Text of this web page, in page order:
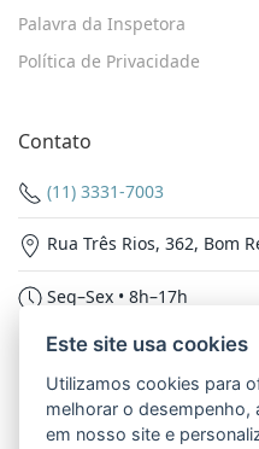
Palavra da Inspetora
Política de Privacidade
Contato
(11) 3331-7003
Rua Três Rios, 362, Bom
Seg–Sex • 8h–17h
Nossas Redes
Este site usa cookies
Utilizamos cookies para
melhorar o desempenho,
em nosso site e